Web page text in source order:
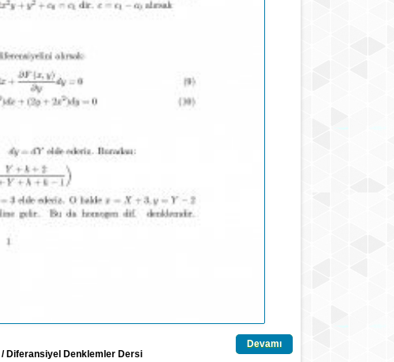
Devamı
/Diferansiyel Denklemler Dersi